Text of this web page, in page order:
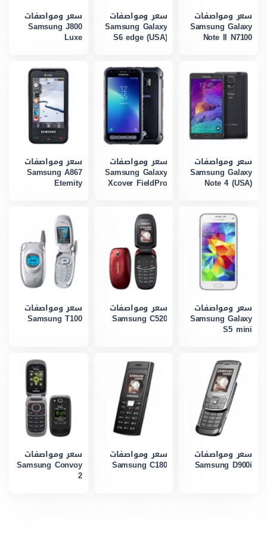
سعر ومواصفات
Samsung Galaxy
Note II N7100
سعر ومواصفات
Samsung Galaxy
S6 edge (USA)
سعر ومواصفات
Samsung J800
Luxe
سعر ومواصفات
Samsung Galaxy
Note 4 (USA)
سعر ومواصفات
Samsung Galaxy
Xcover FieldPro
سعر ومواصفات
Samsung A867
Eternity
سعر ومواصفات
Samsung Galaxy
S5 mini
سعر ومواصفات
Samsung C520
سعر ومواصفات
Samsung T100
سعر ومواصفات
Samsung D900i
سعر ومواصفات
Samsung C180
سعر ومواصفات
Samsung Convoy
2